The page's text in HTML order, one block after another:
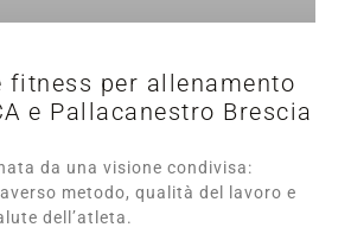
fitness per allenamento
e Pallacanestro Brescia
da una visione condivisa:
metodo, qualità del lavoro e
dell’atleta.